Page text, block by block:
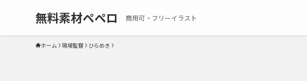
無料素材ペペロ 商用可・フリーイラスト
ホーム 現場監督 ひらめき